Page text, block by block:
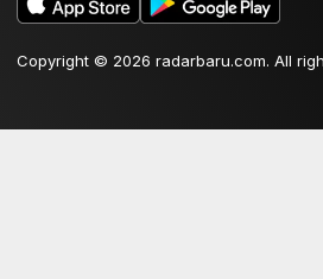
Copyright © 2026 radarbaru.com. All